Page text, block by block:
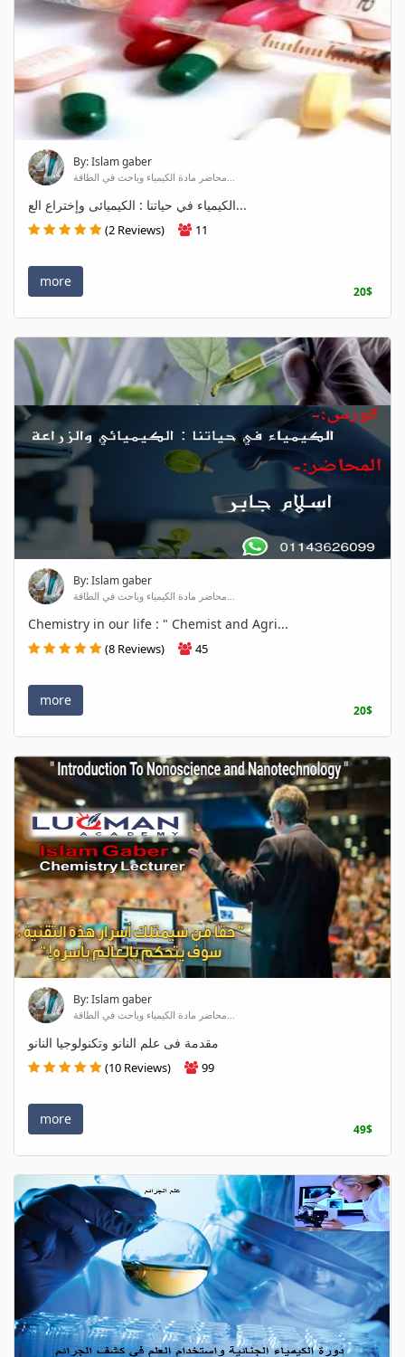
By: Islam gaber
محاضر مادة الكيمياء وباحث في الطاقة...
الكيمياء في حياتنا : الكيميائى وإختراع الع...
(2 Reviews) 11
more
20$
By: Islam gaber
محاضر مادة الكيمياء وباحث في الطاقة...
Chemistry in our life : " Chemist and Agri...
(8 Reviews) 45
more
20$
By: Islam gaber
محاضر مادة الكيمياء وباحث في الطاقة...
مقدمة فى علم النانو وتكنولوجيا النانو
(10 Reviews) 99
more
49$